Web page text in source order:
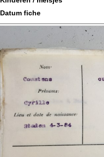
Datum fiche